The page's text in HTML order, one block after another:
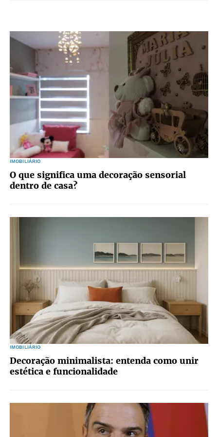
IMOBILIÁRIO
O que significa uma decoração sensorial
dentro de casa?
IMOBILIÁRIO
Decoração minimalista: entenda como unir
estética e funcionalidade